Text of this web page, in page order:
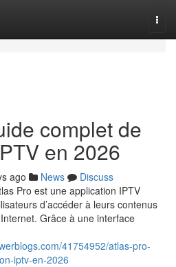
complet de
en 2026
ago News
Discuss
Pro est une application IPTV
d’accéder à leurs contenus
Grâce à une interface
41754952/atlas-pro-
iptv-en-2026